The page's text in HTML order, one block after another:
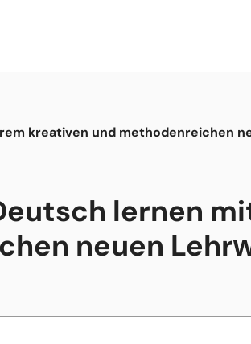
kreativen und methodenreichen
lernen
neuen